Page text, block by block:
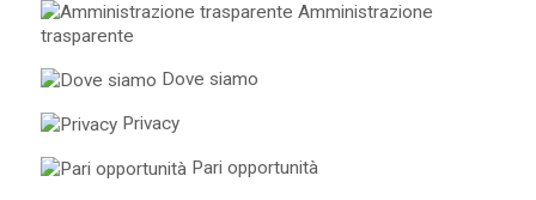
Amministrazione
trasparente
Dove siamo
Privacy
Pari opportunità